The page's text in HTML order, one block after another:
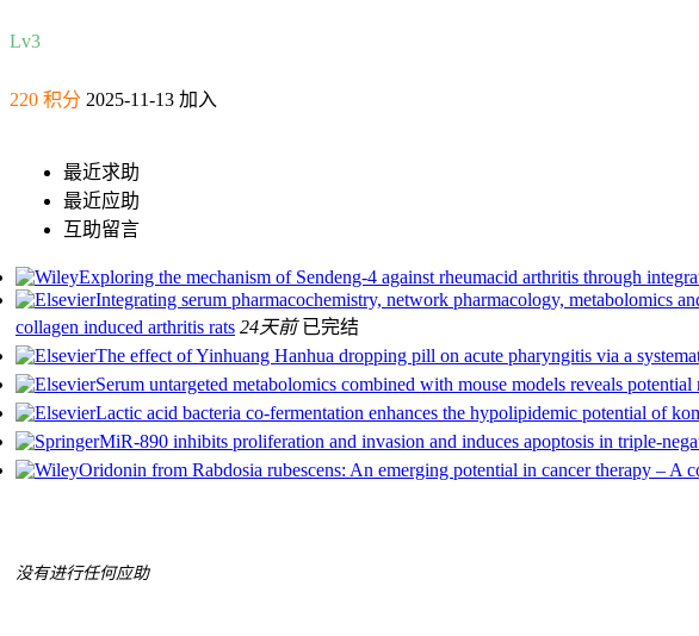
Lv3
220 积分 2025-11-13 加入
最近求助
最近应助
互助留言
Exploring the mechanism of Sendeng‐4 against rheumacid arthritis through
Integrating serum pharmacochemistry, network pharmacology, metabolomics
collagen induced arthritis rats 24天前 已完结
The effect of Yinhuang Hanhua dropping pill on acute pharyngitis via a
Serum untargeted metabolomics combined with mouse models reveals
Lactic acid bacteria co-fermentation enhances the hypolipidemic potential of
MiR-890 inhibits proliferation and invasion and induces apoptosis in triple-
Oridonin from Rabdosia rubescens: An emerging potential in cancer therapy – A
没有进行任何应助